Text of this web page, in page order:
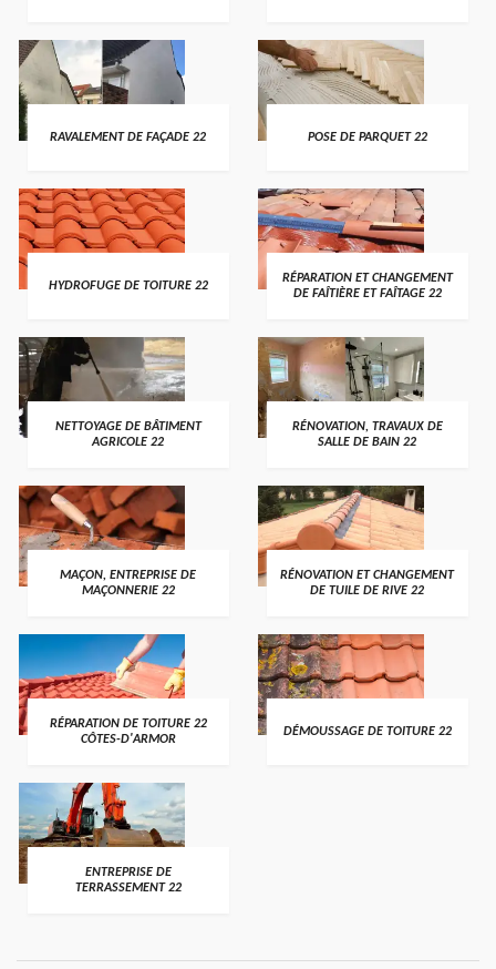
RAVALEMENT DE FAÇADE 22 POSE DE PARQUET 22
HYDROFUGE DE TOITURE 22
RÉPARATION ET CHANGEMENT
DE FAÎTIÈRE ET FAÎTAGE 22
NETTOYAGE DE BÂTIMENT
AGRICOLE 22
RÉNOVATION, TRAVAUX DE
SALLE DE BAIN 22
MAÇON, ENTREPRISE DE
MAÇONNERIE 22
RÉNOVATION ET CHANGEMENT
DE TUILE DE RIVE 22
RÉPARATION DE TOITURE 22
CÔTES-D'ARMOR
DÉMOUSSAGE DE TOITURE 22
ENTREPRISE DE
TERRASSEMENT 22